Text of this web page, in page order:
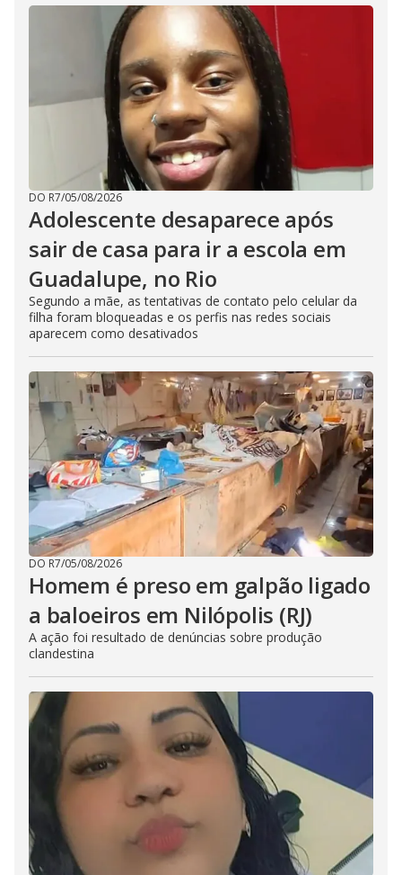
DO R7/05/08/2026
Adolescente desaparece após
sair de casa para ir a escola em
Guadalupe, no Rio
Segundo a mãe, as tentativas de contato pelo celular da
filha foram bloqueadas e os perfis nas redes sociais
aparecem como desativados
DO R7/05/08/2026
Homem é preso em galpão ligado
a baloeiros em Nilópolis (RJ)
A ação foi resultado de denúncias sobre produção
clandestina